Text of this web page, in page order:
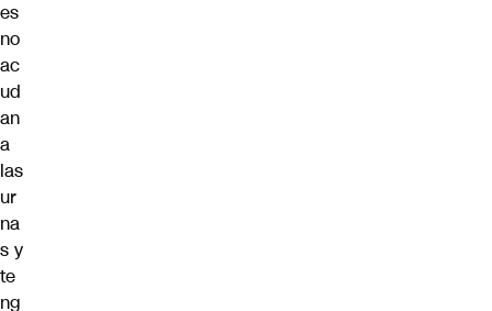
es
no
ac
ud
an
a
las
ur
na
s y
te
ng